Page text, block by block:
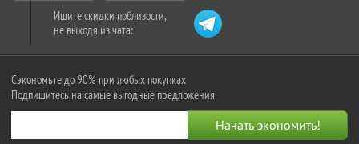
Ищите скидки поблизости,
не выходя из чата:
Сэкономьте до 90% при любых покупках
Подпишитесь на самые выгодные предложения